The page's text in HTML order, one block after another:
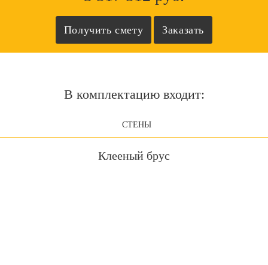
В комплектацию входит:
СТЕНЫ
Клееный брус